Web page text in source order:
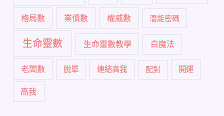
格局數 業債數 權威數 潛能密碼
生命靈數 生命靈數教學 白魔法
老闆數 脫單 連結高我 配對 開運
高我